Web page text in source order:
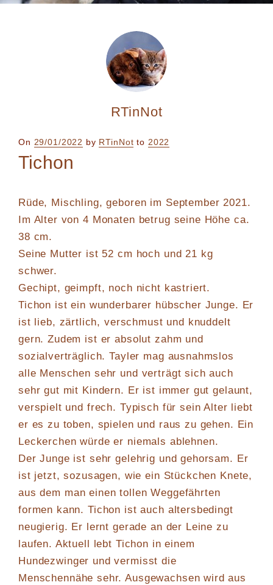
RTinNot
On Posted
on
29/01/2022 by RTinNot to 2022
Tichon
Rüde, Mischling, geboren im September 2021.
Im Alter von 4 Monaten betrug seine Höhe ca.
38 cm.
Seine Mutter ist 52 cm hoch und 21 kg
schwer.
Gechipt, geimpft, noch nicht kastriert.
Tichon ist ein wunderbarer hübscher Junge. Er
ist lieb, zärtlich, verschmust und knuddelt
gern. Zudem ist er absolut zahm und
sozialverträglich. Tayler mag ausnahmslos
alle Menschen sehr und verträgt sich auch
sehr gut mit Kindern. Er ist immer gut gelaunt,
verspielt und frech. Typisch für sein Alter liebt
er es zu toben, spielen und raus zu gehen. Ein
Leckerchen würde er niemals ablehnen.
Der Junge ist sehr gelehrig und gehorsam. Er
ist jetzt, sozusagen, wie ein Stückchen Knete,
aus dem man einen tollen Weggefährten
formen kann. Tichon ist auch altersbedingt
neugierig. Er lernt gerade an der Leine zu
laufen. Aktuell lebt Tichon in einem
Hundezwinger und vermisst die
Menschennähe sehr. Ausgewachsen wird aus